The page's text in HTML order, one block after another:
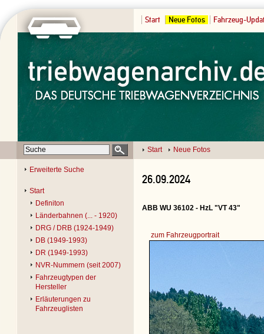
Start Neue Fotos Fahrzeug-
Start Neue Fotos
Erweiterte Suche
Start
Definiton
Länderbahnen (... - 1920)
DRG / DRB (1924-1949)
DB (1949-1993)
DR (1949-1993)
NVR-Nummern (seit 2007)
Fahrzeugtypen der
Hersteller
Erläuterungen zu
Fahrzeuglisten
26.09.2024
ABB WU 36102 - HzL "VT 43"
zum Fahrzeugportrait